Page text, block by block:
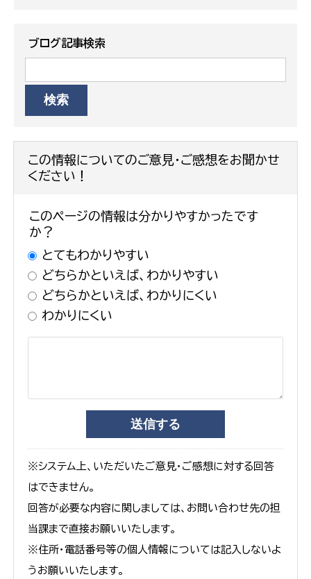
ブログ記事検索
この情報についてのご意見・ご感想をお聞かせ
ください！
このページの情報は分かりやすかったです
か？
とてもわかりやすい
どちらかといえば、わかりやすい
どちらかといえば、わかりにくい
わかりにくい
※システム上、いただいたご意見・ご感想に対する回答
はできません。
回答が必要な内容に関しましては、お問い合わせ先の担
当課まで直接お願いいたします。
※住所・電話番号等の個人情報については記入しないよ
うお願いいたします。